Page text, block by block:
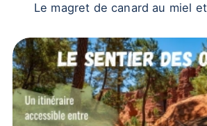
Le magret de canard au miel